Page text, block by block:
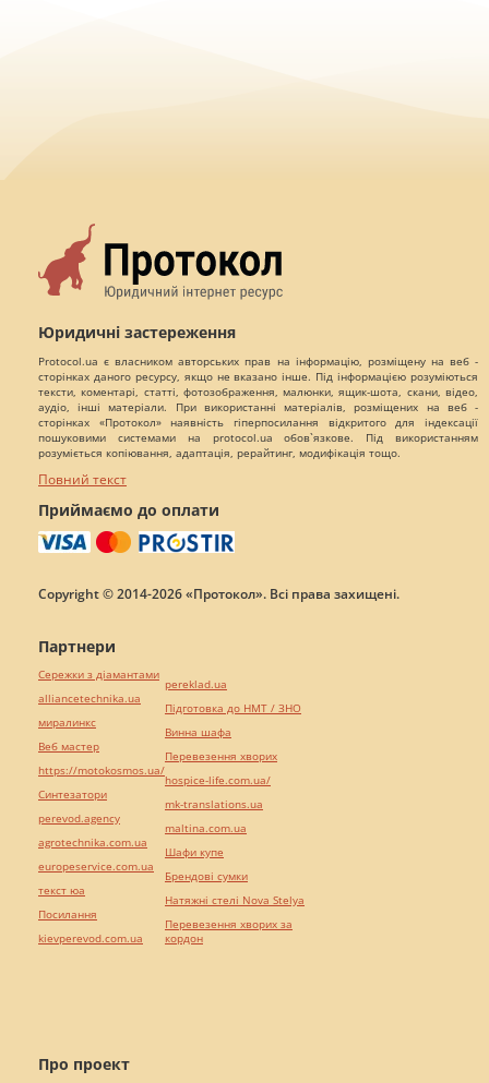
Юридичні застереження
Protocol.ua є власником авторських прав на інформацію, розміщену на веб -
сторінках даного ресурсу, якщо не вказано інше. Під інформацією розуміються
тексти, коментарі, статті, фотозображення, малюнки, ящик-шота, скани, відео,
аудіо, інші матеріали. При використанні матеріалів, розміщених на веб -
сторінках «Протокол» наявність гіперпосилання відкритого для індексації
пошуковими системами на protocol.ua обов`язкове. Під використанням
розуміється копіювання, адаптація, рерайтинг, модифікація тощо.
Повний текст
Приймаємо до оплати
Copyright © 2014-2026 «Протокол». Всі права захищені.
Про проект
Партнери
Сережки з діамантами
alliancetechnika.ua
миралинкс
Веб мастер
https://motokosmos.ua/
Синтезатори
perevod.agency
agrotechnika.com.ua
europeservice.com.ua
текст юа
Посилання
kievperevod.com.ua
pereklad.ua
Підготовка до НМТ / ЗНО
Винна шафа
Перевезення хворих
hospice-life.com.ua/
mk-translations.ua
maltina.com.ua
Шафи купе
Брендові сумки
Натяжні стелі Nova Stelya
Перевезення хворих за
кордон